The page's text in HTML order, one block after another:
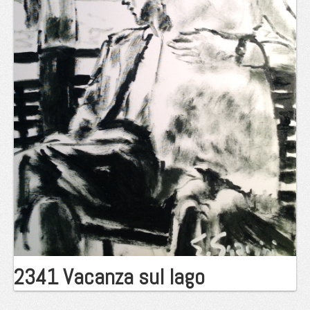
2341 Vacanza sul lago